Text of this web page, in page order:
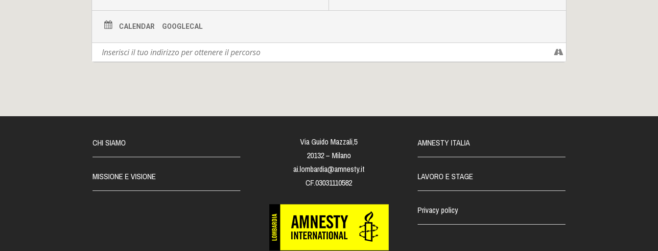
CALENDAR GOOGLECAL
CHI SIAMO
MISSIONE E VISIONE
Via Guido Mazzali,5
20132 – Milano
ai.lombardia@amnesty.it
CF.03031110582
AMNESTY ITALIA
LAVORO E STAGE
Privacy policy